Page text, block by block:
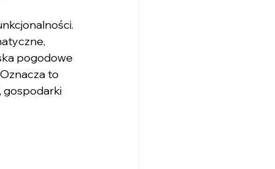
pogodowe
to
gospodarki